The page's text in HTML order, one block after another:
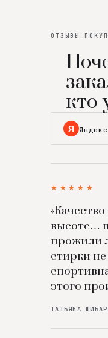
ОТЗЫВЫ
кто
Я
★★★★★
высоте…
прожили
стирки
этого
ТАТЬЯНА